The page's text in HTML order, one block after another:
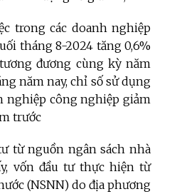
trong các doanh nghiệp
tháng 8-2024 tăng 0,6%
đương cùng kỳ năm
năm nay, chỉ số sử dụng
nghiệp công nghiệp giảm
trước
từ nguồn ngân sách nhà
vốn đầu tư thực hiện từ
(NSNN) do địa phương